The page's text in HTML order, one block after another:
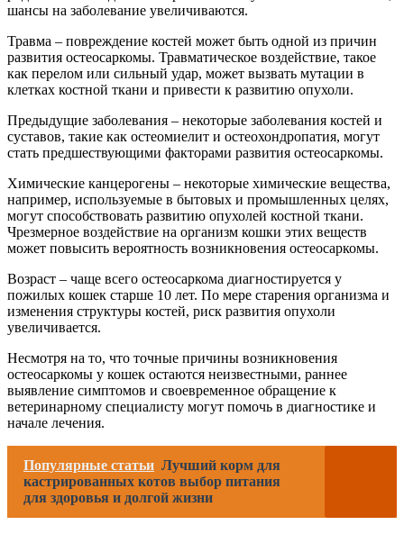
шансы на заболевание увеличиваются.
Травма – повреждение костей может быть одной из причин
развития остеосаркомы. Травматическое воздействие, такое
как перелом или сильный удар, может вызвать мутации в
клетках костной ткани и привести к развитию опухоли.
Предыдущие заболевания – некоторые заболевания костей и
суставов, такие как остеомиелит и остеохондропатия, могут
стать предшествующими факторами развития остеосаркомы.
Химические канцерогены – некоторые химические вещества,
например, используемые в бытовых и промышленных целях,
могут способствовать развитию опухолей костной ткани.
Чрезмерное воздействие на организм кошки этих веществ
может повысить вероятность возникновения остеосаркомы.
Возраст – чаще всего остеосаркома диагностируется у
пожилых кошек старше 10 лет. По мере старения организма и
изменения структуры костей, риск развития опухоли
увеличивается.
Несмотря на то, что точные причины возникновения
остеосаркомы у кошек остаются неизвестными, раннее
выявление симптомов и своевременное обращение к
ветеринарному специалисту могут помочь в диагностике и
начале лечения.
Популярные статьи Лучший корм для
кастрированных котов выбор питания
для здоровья и долгой жизни